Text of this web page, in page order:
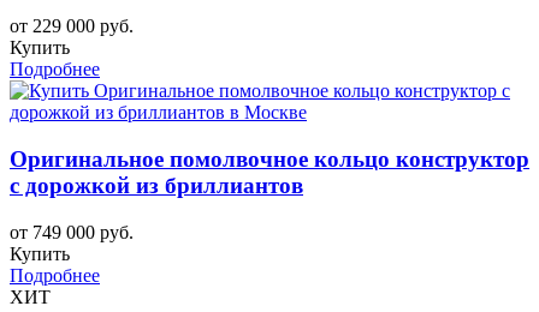
от 229 000 руб.
Купить
Подробнее
Оригинальное помолвочное кольцо конструктор
с дорожкой из бриллиантов
от 749 000 руб.
Купить
Подробнее
ХИТ